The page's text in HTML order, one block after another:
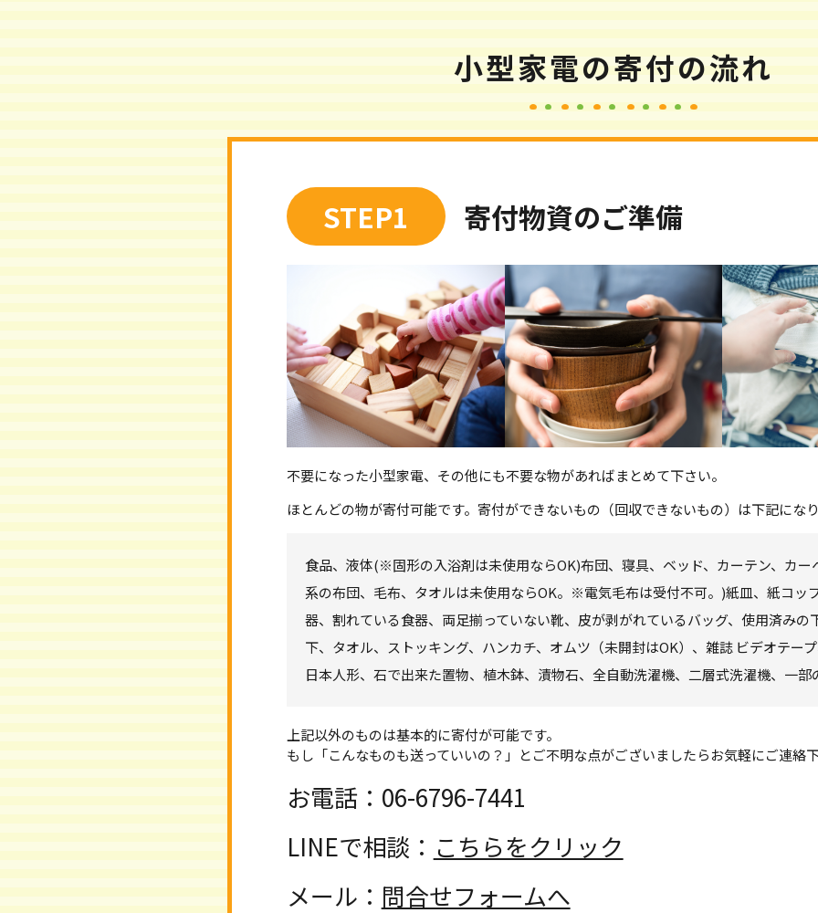
小型家電の寄付の流れ
STEP1 寄付物資のご準備
不要になった小型家電、その他にも不要な物があればまとめて下さい。
ほとんどの物が寄付可能です。寄付ができないもの（回収できないもの）は下記にな
食品、液体(※固形の入浴剤は未使用ならOK)布団、寝具、ベッド、カーテン、カ
系の布団、毛布、タオルは未使用ならOK。※電気毛布は受付不可。)紙皿、紙コッ
器、割れている食器、両足揃っていない靴、皮が剥がれているバッグ、使用済みの
下、タオル、ストッキング、ハンカチ、オムツ（未開封はOK）、雑誌 ビデオテー
日本人形、石で出来た置物、植木鉢、漬物石、全自動洗濯機、二層式洗濯機、一部
上記以外のものは基本的に寄付が可能です。
もし「こんなものも送っていいの？」とご不明な点がございましたらお気軽にご連絡
お電話：06-6796-7441
LINEで相談： こちらをクリック
メール： 問合せフォームへ